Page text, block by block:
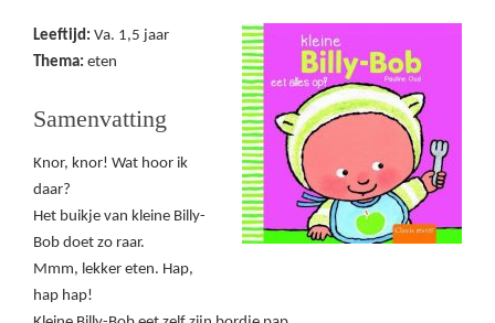
Leeftijd: Va. 1,5 jaar
Thema: eten
Samenvatting
Knor, knor! Wat hoor ik
daar?
Het buikje van kleine Billy-
Bob doet zo raar.
Mmm, lekker eten. Hap,
hap hap!